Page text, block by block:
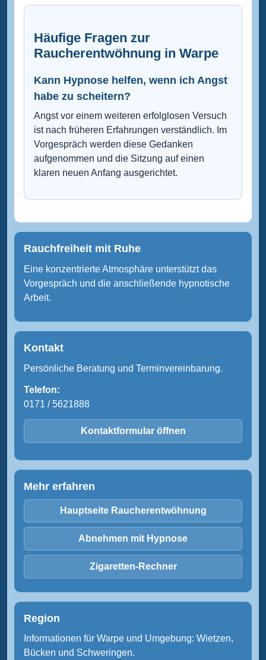
Häufige Fragen zur
Raucherentwöhnung in Warpe
Kann Hypnose helfen, wenn ich Angst
habe zu scheitern?
Angst vor einem weiteren erfolglosen Versuch
ist nach früheren Erfahrungen verständlich. Im
Vorgespräch werden diese Gedanken
aufgenommen und die Sitzung auf einen
klaren neuen Anfang ausgerichtet.
Rauchfreiheit mit Ruhe
Eine konzentrierte Atmosphäre unterstützt das
Vorgespräch und die anschließende hypnotische
Arbeit.
Kontakt
Persönliche Beratung und Terminvereinbarung.
Telefon:
0171 / 5621888
Kontaktformular öffnen
Mehr erfahren
Hauptseite Raucherentwöhnung
Abnehmen mit Hypnose
Zigaretten-Rechner
Region
Informationen für Warpe und Umgebung: Wietzen,
Bücken und Schweringen.